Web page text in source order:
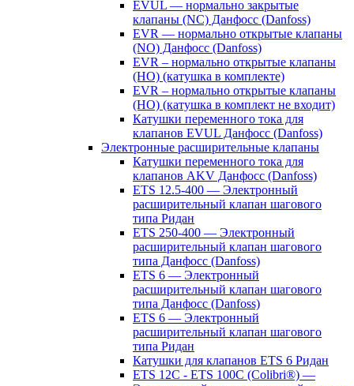
EVUL — нормально закрытые
клапаны (NC) Данфосс (Danfoss)
EVR — нормально открытые клапаны
(NO) Данфосс (Danfoss)
EVR – нормально открытые клапаны
(НО) (катушка в комплекте)
EVR – нормально открытые клапаны
(НО) (катушка в комплект не входит)
Катушки переменного тока для
клапанов EVUL Данфосс (Danfoss)
Электронные расширительные клапаны
Катушки переменного тока для
клапанов AKV Данфосс (Danfoss)
ETS 12.5-400 — Электронный
расширительный клапан шагового
типа Ридан
ETS 250-400 — Электронный
расширительный клапан шагового
типа Данфосс (Danfoss)
ETS 6 — Электронный
расширительный клапан шагового
типа Данфосс (Danfoss)
ETS 6 — Электронный
расширительный клапан шагового
типа Ридан
Катушки для клапанов ETS 6 Ридан
ETS 12C - ETS 100C (Colibri®) —